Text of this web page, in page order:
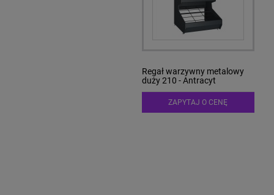
Regał warzywny metalowy
duży 210 - Antracyt
ZAPYTAJ O CENĘ